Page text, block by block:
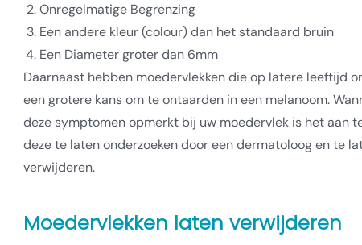
Onregelmatige Begrenzing
Een andere kleur (colour) dan het standaard bruin
Een Diameter groter dan 6mm
Daarnaast hebben moedervlekken die op latere leeftijd
een grotere kans om te ontaarden in een melanoom.
deze symptomen opmerkt bij uw moedervlek is het aan
deze te laten onderzoeken door een dermatoloog en te
verwijderen.
Moedervlekken laten verwijderen